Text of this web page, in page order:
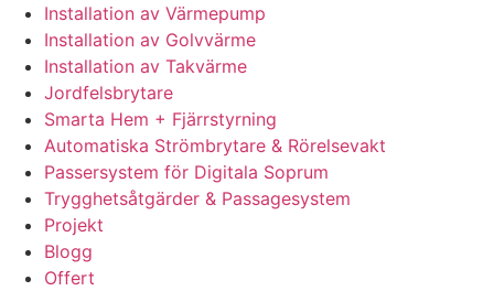
Installation av Värmepump
Installation av Golvvärme
Installation av Takvärme
Jordfelsbrytare
Smarta Hem + Fjärrstyrning
Automatiska Strömbrytare & Rörelsevakt
Passersystem för Digitala Soprum
Trygghetsåtgärder & Passagesystem
Projekt
Blogg
Offert